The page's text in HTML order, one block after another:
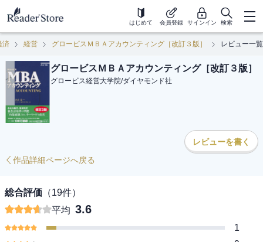
はじめて 会員登録 サインイン 検索
済 経営 グロービスＭＢＡアカウンティング［改訂３版］ レビュー一覧
グロービスＭＢＡアカウンティング［改訂３版］
グロービス経営大学院/ダイヤモンド社
レビューを書く
作品詳細ページへ戻る
総合評価 （19件）
平均 3.6
1